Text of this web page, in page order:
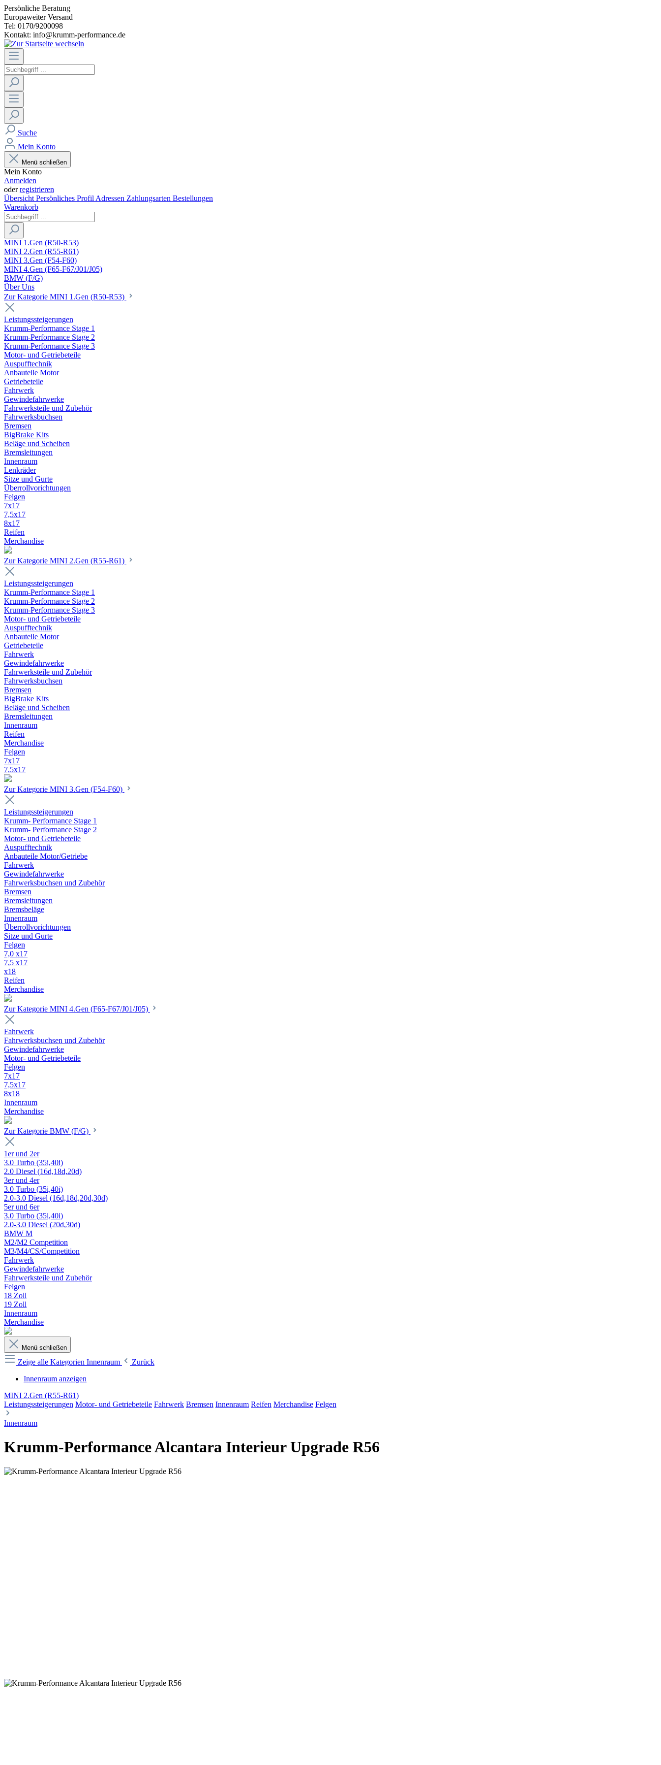
Persönliche Beratung
Europaweiter Versand
Tel: 0170/9200098
Kontakt: info@krumm-performance.de
Suche
Mein Konto
Menü schließen
Mein Konto
Anmelden
oderregistrieren
Übersicht Persönliches Profil Adressen Zahlungsarten Bestellungen
Warenkorb
MINI 1.Gen (R50-R53)
MINI 2.Gen (R55-R61)
MINI 3.Gen (F54-F60)
MINI 4.Gen (F65-F67/J01/J05)
BMW (F/G)
Über Uns
Zur Kategorie MINI 1.Gen (R50-R53)
Leistungssteigerungen
Krumm-Performance Stage 1
Krumm-Performance Stage 2
Krumm-Performance Stage 3
Motor- und Getriebeteile
Auspufftechnik
Anbauteile Motor
Getriebeteile
Fahrwerk
Gewindefahrwerke
Fahrwerksteile und Zubehör
Fahrwerksbuchsen
Bremsen
BigBrake Kits
Beläge und Scheiben
Bremsleitungen
Innenraum
Lenkräder
Sitze und Gurte
Überrollvorichtungen
Felgen
7x17
7,5x17
8x17
Reifen
Merchandise
Zur Kategorie MINI 2.Gen (R55-R61)
Leistungssteigerungen
Krumm-Performance Stage 1
Krumm-Performance Stage 2
Krumm-Performance Stage 3
Motor- und Getriebeteile
Auspufftechnik
Anbauteile Motor
Getriebeteile
Fahrwerk
Gewindefahrwerke
Fahrwerksteile und Zubehör
Fahrwerksbuchsen
Bremsen
BigBrake Kits
Beläge und Scheiben
Bremsleitungen
Innenraum
Reifen
Merchandise
Felgen
7x17
7,5x17
Zur Kategorie MINI 3.Gen (F54-F60)
Leistungssteigerungen
Krumm- Performance Stage 1
Krumm- Performance Stage 2
Motor- und Getriebeteile
Auspufftechnik
Anbauteile Motor/Getriebe
Fahrwerk
Gewindefahrwerke
Fahrwerksbuchsen und Zubehör
Bremsen
Bremsleitungen
Bremsbeläge
Innenraum
Überrollvorichtungen
Sitze und Gurte
Felgen
7,0 x17
7,5 x17
x18
Reifen
Merchandise
Zur Kategorie MINI 4.Gen (F65-F67/J01/J05)
Fahrwerk
Fahrwerksbuchsen und Zubehör
Gewindefahrwerke
Motor- und Getriebeteile
Felgen
7x17
7,5x17
8x18
Innenraum
Merchandise
Zur Kategorie BMW (F/G)
1er und 2er
3.0 Turbo (35i,40i)
2.0 Diesel (16d,18d,20d)
3er und 4er
3.0 Turbo (35i,40i)
2.0-3.0 Diesel (16d,18d,20d,30d)
5er und 6er
3.0 Turbo (35i,40i)
2.0-3.0 Diesel (20d,30d)
BMW M
M2/M2 Competition
M3/M4/CS/Competition
Fahrwerk
Gewindefahrwerke
Fahrwerksteile und Zubehör
Felgen
18 Zoll
19 Zoll
Innenraum
Merchandise
Menü schließen
Zeige alle Kategorien Innenraum
Zurück
Innenraum anzeigen
MINI 2.Gen (R55-R61)
Leistungssteigerungen Motor- und Getriebeteile Fahrwerk Bremsen Innenraum Reifen Merchandise Felgen
Innenraum
Krumm-Performance Alcantara Interieur Upgrade R56